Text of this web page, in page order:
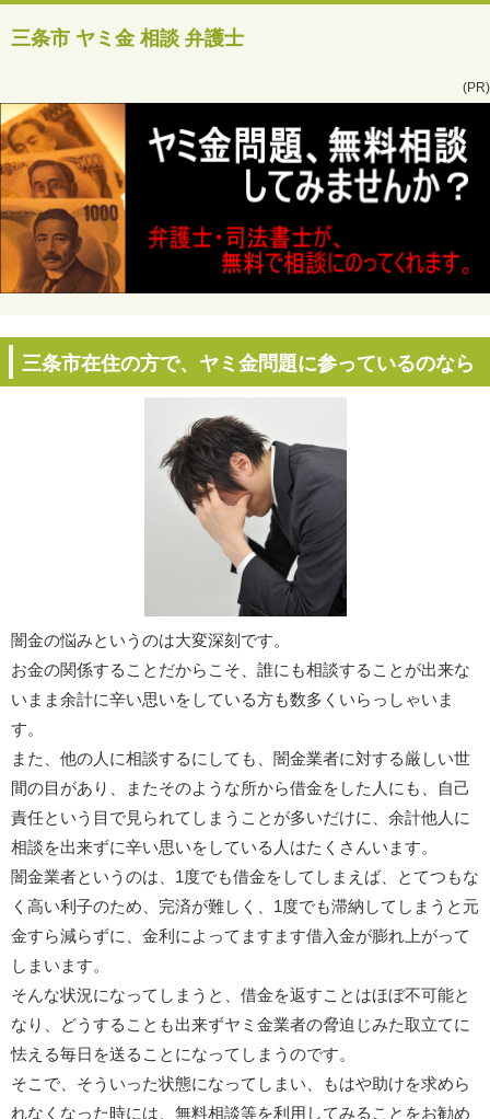
三条市 ヤミ金 相談 弁護士
(PR)
三条市在住の方で、ヤミ金問題に参っているのなら
闇金の悩みというのは大変深刻です。
お金の関係することだからこそ、誰にも相談することが出来な
いまま余計に辛い思いをしている方も数多くいらっしゃいま
す。
また、他の人に相談するにしても、闇金業者に対する厳しい世
間の目があり、またそのような所から借金をした人にも、自己
責任という目で見られてしまうことが多いだけに、余計他人に
相談を出来ずに辛い思いをしている人はたくさんいます。
闇金業者というのは、1度でも借金をしてしまえば、とてつもな
く高い利子のため、完済が難しく、1度でも滞納してしまうと元
金すら減らずに、金利によってますます借入金が膨れ上がって
しまいます。
そんな状況になってしまうと、借金を返すことはほぼ不可能と
なり、どうすることも出来ずヤミ金業者の脅迫じみた取立てに
怯える毎日を送ることになってしまうのです。
そこで、そういった状態になってしまい、もはや助けを求めら
れなくなった時には、無料相談等を利用してみることをお勧め